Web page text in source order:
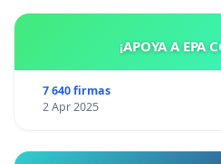
¡APOYA A EPA
7 640 firmas
2 Apr 2025